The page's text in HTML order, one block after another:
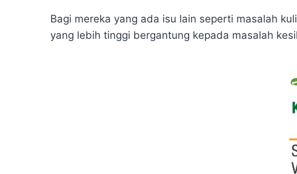
Bagi mereka yang ada isu lain seperti masalah
yang lebih tinggi bergantung kepada masalah